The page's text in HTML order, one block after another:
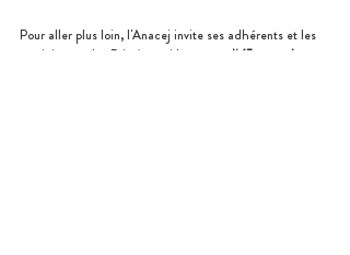
Pour aller plus loin, l'Anacej invite ses adhérents et les
participants des Prix Anacej le
mercredi 15 novembre